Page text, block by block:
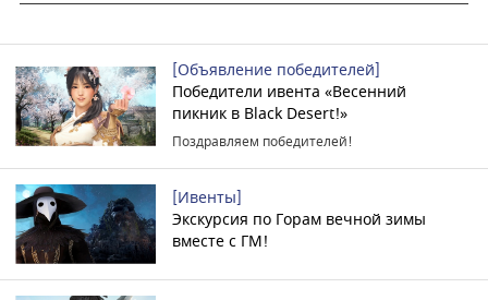
[Объявление победителей]
Победители ивента «Весенний
пикник в Black Desert!»
Поздравляем победителей!
[Ивенты]
Экскурсия по Горам вечной зимы
вместе с ГМ!